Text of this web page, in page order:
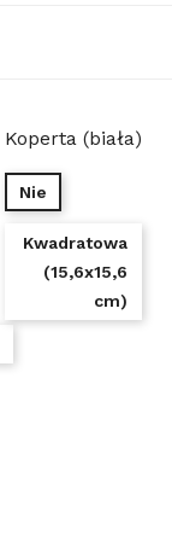
Koperta (biała)
Nie
Kwadratowa
(15,6x15,6
cm)